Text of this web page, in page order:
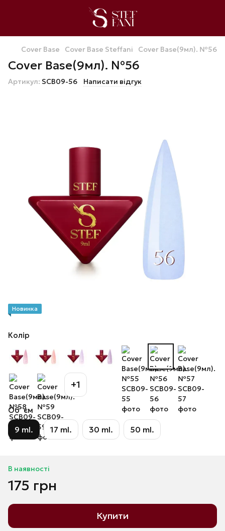
Cover Base Cover Base Steffani Cover Base(9мл). №56
Cover Base(9мл). №56
Артикул: SCB09-56 Написати відгук
Новинка
Колір
+1
Об`єм
9 ml. 17 ml. 30 ml. 50 ml.
В наявності
175 грн
Купити